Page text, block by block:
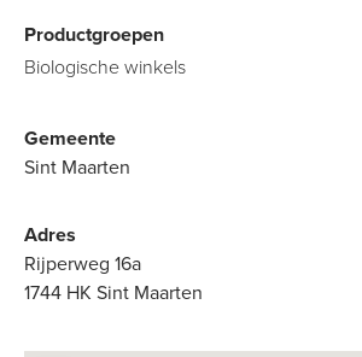
Productgroepen
Biologische winkels
Gemeente
Sint Maarten
Adres
Rijperweg 16a
1744 HK Sint Maarten